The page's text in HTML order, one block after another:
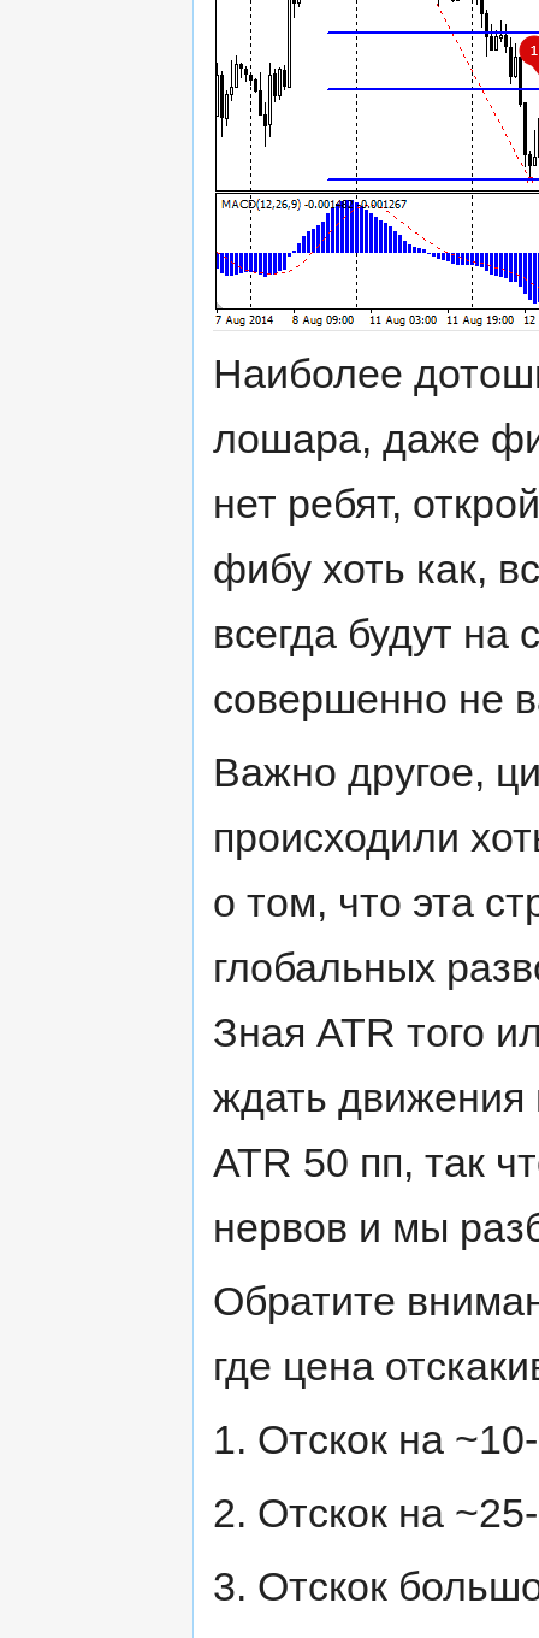
Наиболее
лошара, даже
нет ребят,
фибу хоть как,
всегда будут на
совершенно не
Важно другое,
происходили
о том, что эта
глобальных
Зная ATR того
ждать движения
ATR 50 пп, так
нервов и мы
Обратите
где цена
1. Отскок на
2. Отскок на
3. Отскок